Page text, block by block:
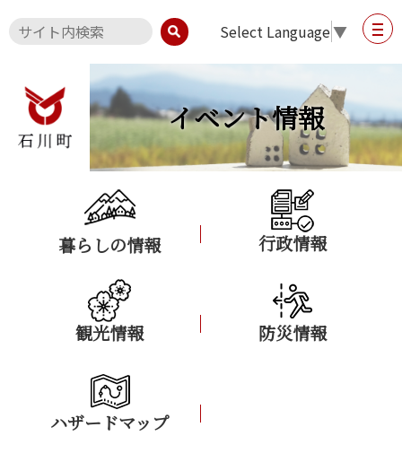
Select Language▼
イベント情報
暮らしの情報 行政情報
観光情報 防災情報
ハザードマップ